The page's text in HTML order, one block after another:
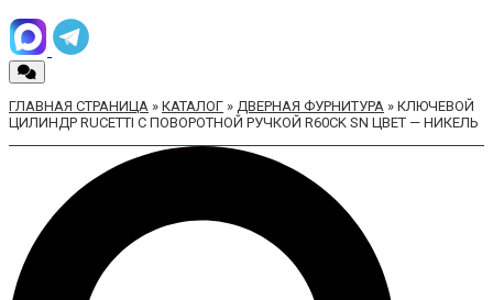
ГЛАВНАЯ СТРАНИЦА » КАТАЛОГ » ДВЕРНАЯ ФУРНИТУРА » КЛЮЧЕВОЙ
ЦИЛИНДР RUCETTI С ПОВОРОТНОЙ РУЧКОЙ R60CK SN ЦВЕТ — НИКЕЛЬ